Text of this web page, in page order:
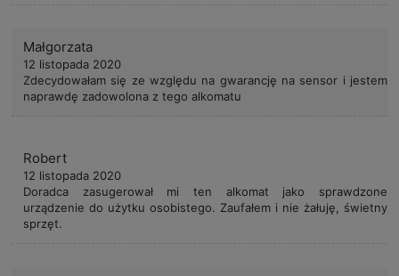
Małgorzata
12 listopada 2020
Zdecydowałam się ze względu na gwarancję na sensor i jestem
naprawdę zadowolona z tego alkomatu
Robert
12 listopada 2020
Doradca zasugerował mi ten alkomat jako sprawdzone
urządzenie do użytku osobistego. Zaufałem i nie żałuję, świetny
sprzęt.